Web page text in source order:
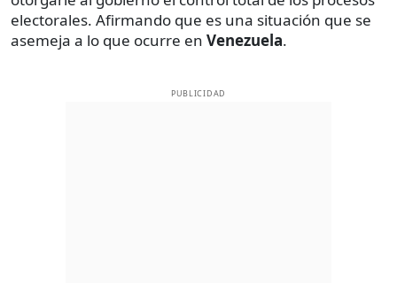
electorales. Afirmando que es una situación que se
asemeja a lo que ocurre en Venezuela.
PUBLICIDAD